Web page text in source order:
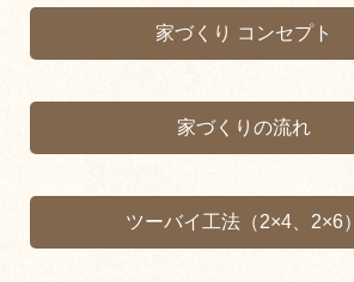
家づくり コンセプト
家づくりの流れ
ツーバイ工法（2×4、2×6）